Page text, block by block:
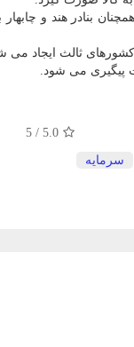
بنادر هند و چابهار
كشورهای ثالث
پیگیری می شود.
5.0
/ 5
سرمایه